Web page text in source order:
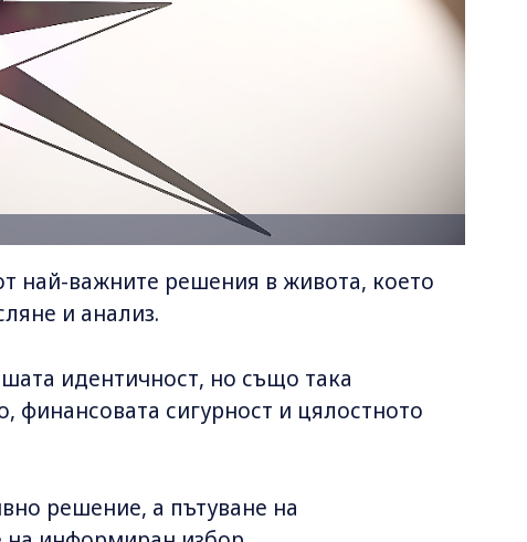
най-важните решения в живота, което
и анализ.
идентичност, но също така
финансовата сигурност и цялостното
решение, а пътуване на